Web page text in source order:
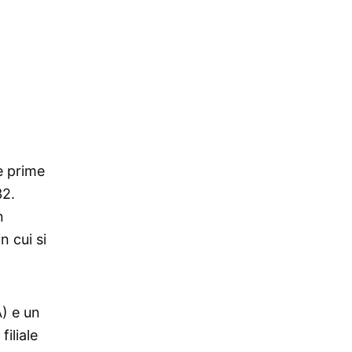
prime
cui si
e un
filiale